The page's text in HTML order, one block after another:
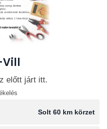
előtt járt itt.
Solt 60 km körzet